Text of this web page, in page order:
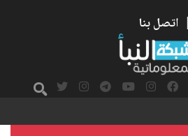
| اتصل بنا